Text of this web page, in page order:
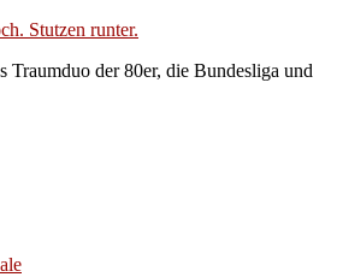
Stutzen runter.
Traumduo der 80er, die Bundesliga und